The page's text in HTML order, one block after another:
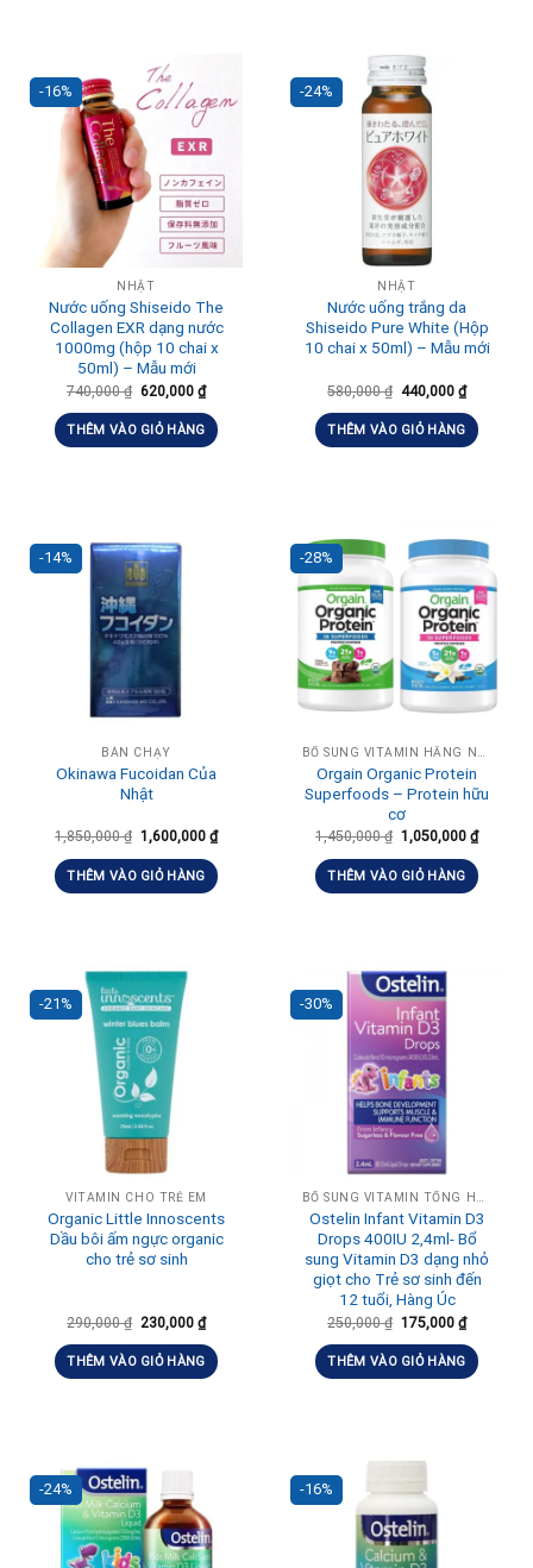
-16%
NHẬT
Nước uống Shiseido The
Collagen EXR dạng nước
1000mg (hộp 10 chai x
50ml) – Mẫu mới
740,000₫ 620,000 ₫
THÊM VÀO GIỎ HÀNG
-24%
NHẬT
Nước uống trắng da
Shiseido Pure White (Hộp
10 chai x 50ml) – Mẫu mới
580,000₫ 440,000 ₫
THÊM VÀO GIỎ HÀNG
-14%
BÁN CHẠY
Okinawa Fucoidan Của
Nhật
1,850,000₫ 1,600,000 ₫
THÊM VÀO GIỎ HÀNG
-28%
Orgain Organic Protein
Superfoods – Protein hữu
cơ
1,450,000₫ 1,050,000 ₫
THÊM VÀO GIỎ HÀNG
-21%
VITAMIN CHO TRẺ EM
Organic Little Innoscents
Dầu bôi ấm ngực organic
cho trẻ sơ sinh
290,000₫ 230,000 ₫
THÊM VÀO GIỎ HÀNG
-30%
BỔ SUNG VITAMIN TỔNG HỢP HÀNG NGÀY
Ostelin Infant Vitamin D3
Drops 400IU 2,4ml- Bổ
sung Vitamin D3 dạng nhỏ
giọt cho Trẻ sơ sinh đến
12 tuổi, Hàng Úc
250,000₫ 175,000 ₫
THÊM VÀO GIỎ HÀNG
-24% -16%